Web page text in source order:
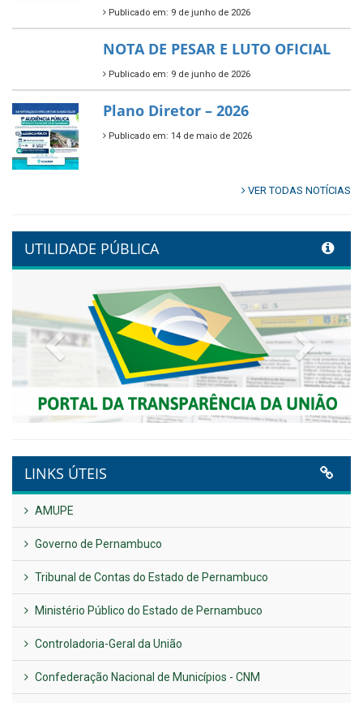
Publicado em: 9 de junho de 2026
NOTA DE PESAR E LUTO OFICIAL
Publicado em: 9 de junho de 2026
Plano Diretor – 2026
Publicado em: 14 de maio de 2026
VER TODAS NOTÍCIAS
UTILIDADE PÚBLICA
Previous Next
LINKS ÚTEIS
AMUPE
Governo de Pernambuco
Tribunal de Contas do Estado de Pernambuco
Ministério Público do Estado de Pernambuco
Controladoria-Geral da União
Confederação Nacional de Municípios - CNM